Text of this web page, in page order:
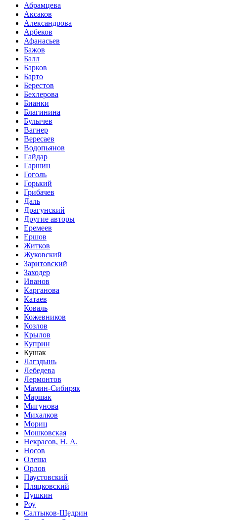
Абрамцева
Аксаков
Александрова
Арбеков
Афанасьев
Бажов
Балл
Барков
Барто
Берестов
Бехлерова
Бианки
Благинина
Булычев
Вагнер
Вересаев
Водопьянов
Гайдар
Гаршин
Гоголь
Горький
Грибачев
Даль
Драгунский
Другие авторы
Еремеев
Ершов
Житков
Жуковский
Заритовский
Заходер
Иванов
Карганова
Катаев
Коваль
Кожевников
Козлов
Крылов
Куприн
Кушак
Лагздынь
Лебедева
Лермонтов
Мамин-Сибиряк
Маршак
Мигунова
Михалков
Мориц
Мошковская
Некрасов, Н. А.
Носов
Олеша
Орлов
Паустовский
Пляцковский
Пушкин
Роу
Салтыков-Щедрин